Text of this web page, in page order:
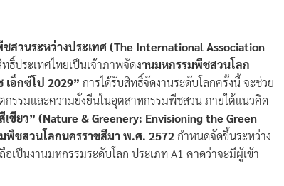
สวนระหว่างประเทศ (The International Association
ธิ์ประเทศไทยเป็นเจ้าภาพจัดงานมหกรรมพืชสวนโลก
เอ็กซ์โป 2029” การได้รับสิทธิ์จัดงานระดับโลกครั้งนี้ จะช่วย
รรมและความยั่งยืนในอุตสาหกรรมพืชสวน ภายใต้แนวคิด
ยว” (Nature & Greenery: Envisioning the Green
พืชสวนโลกนครราชสีมา พ.ศ. 2572 กำหนดจัดขึ้นระหว่าง
ป็นงานมหกรรมระดับโลก ประเภท A1 คาดว่าจะมีผู้เข้า